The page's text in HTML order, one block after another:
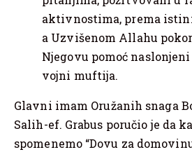
aktivnostima, prema
a Uzvišenom Allahu
Njegovu pomoć
vojni muftija.
Glavni imam Oružanih snaga
Salih-ef. Grabus poručio je da
spomenemo “Dovu za